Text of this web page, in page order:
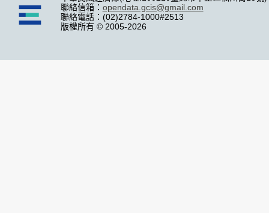
聯絡信箱： opendata.gcis@gmail.com
聯絡電話：(02)2784-1000#2513
版權所有 © 2005-2026